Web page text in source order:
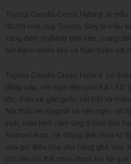
Toyota Corolla Cross Hybird là mẫu
(SUV) mới của Toyota. Đây là mẫu
xăng điện (hybrid) tiên tiến, mang
tiết kiệm nhiên liệu và thân thiện với
Toyota Corolla Cross Hybird có
đẳng cấp, với cụm đèn pha full LED,
lớn, thân xe gân guốc nổi bật và
Nội thất xe rộng rãi và tiện nghi, với
inch, màn hình cảm ứng 9 inch tích
Android Auto, hệ thống điều hòa tự
cửa gió điều hòa cho hàng ghế sau.
tích lớn, có thể chứa được hai túi golf